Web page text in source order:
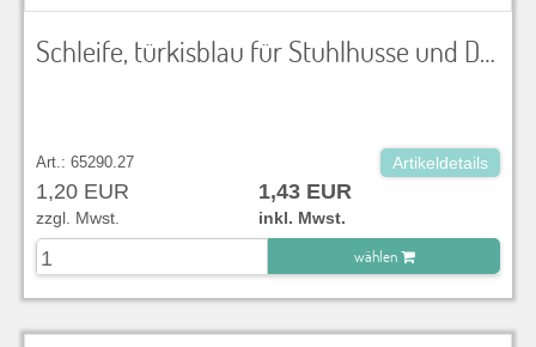
Schleife, türkisblau für Stuhlhusse und Dekoration
Art.: 65290.27 Artikeldetails
1,20 EUR 1,43 EUR
zzgl. Mwst.
inkl. Mwst.
wählen
zu Warenkorb hinzugefügt.